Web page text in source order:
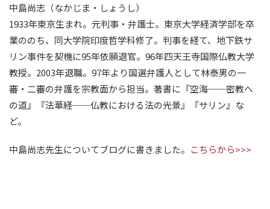
中島尚志（なかじま・しょうし）
1933年東京生まれ。元判事・弁護士。東京大学経済学部を卒
業ののち、同大学院印度哲学科修了。判事を経て、地下鉄サ
リン事件を契機に95年依願退官。96年四天王寺国際仏教大学
教授。2003年退職。97年より国選弁護人として林泰男の一
審・二審の弁護を宗教面から担当。著書に『空海──密教へ
の道』『法華経──仏教における法の光景』『サリン』な
ど。
中島尚志先生についてブログに書きました。 こちらから>>>